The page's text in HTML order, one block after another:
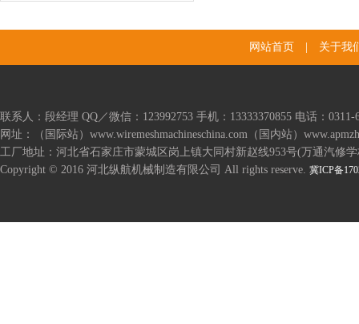
网站首页 关于我
联系人：段经理 QQ／微信：123992753 手机：13333370855 电话：0311-
网址：（国际站）www.wiremeshmachineschina.com（国内站）
工厂地址：河北省石家庄市蒙城区岗上镇大同村新赵线953号(万通汽修
Copyright © 2016 河北纵航机械制造有限公司 All rights reserve. 冀ICP备